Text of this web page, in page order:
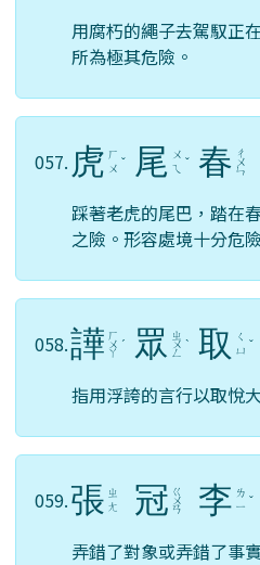
用腐朽的繩子去駕馭正
所為極其危險。
057. 虎 ㄏ
ㄨ ˇ 尾 ㄨ
ㄟ ˇ 春 ㄔ
ㄨ
ㄣ
踩著老虎的尾巴，踏在
之險。形容處境十分危
058.譁 ㄏ
ㄨ
ㄚ
ˊ 眾 ㄓ
ㄨ
ㄥ
ˋ 取
ㄑ
ㄩ ˇ
指用浮誇的言行以取悅
059.張 ㄓ
ㄤ
冠 ㄍ
ㄨ
ㄢ 李 ㄌ
ㄧ ˇ
弄錯了對象或弄錯了事